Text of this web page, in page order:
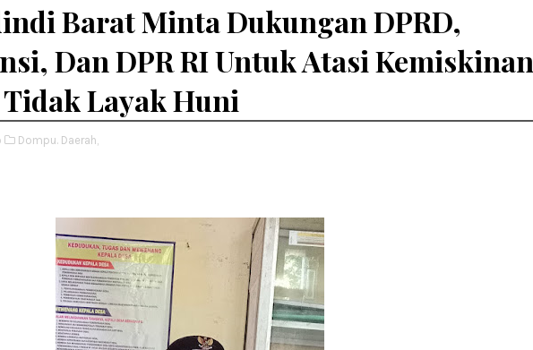
Barat Minta Dukungan DPRD,
Dan DPR RI Untuk Atasi Kemiskinan
Layak Huni
Dompu. Daerah,